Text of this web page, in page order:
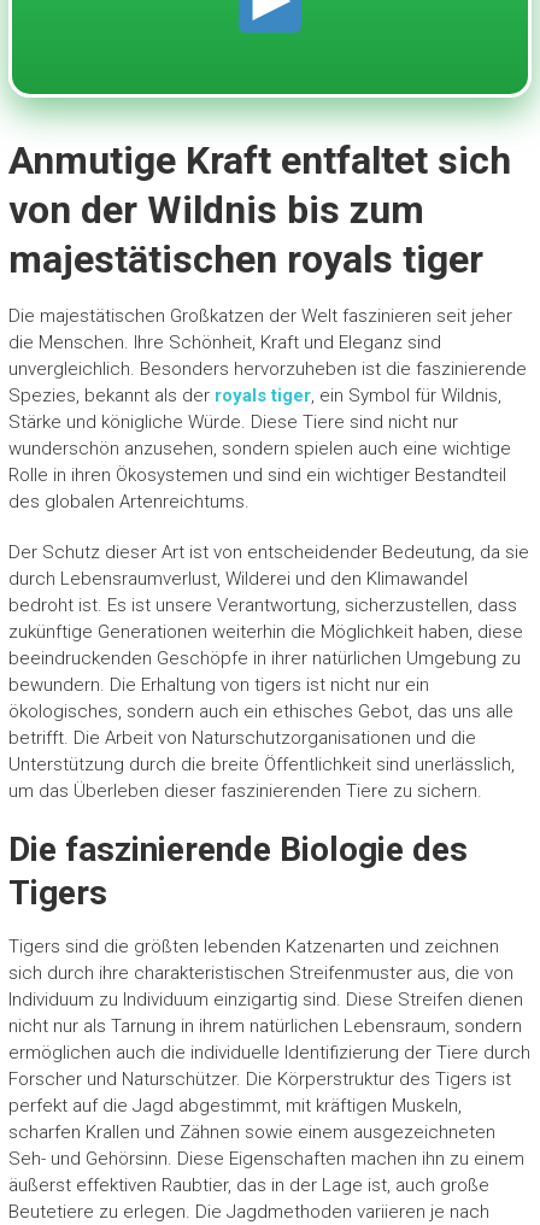
Anmutige Kraft entfaltet sich
von der Wildnis bis zum
majestätischen royals tiger
Die majestätischen Großkatzen der Welt faszinieren seit jeher
die Menschen. Ihre Schönheit, Kraft und Eleganz sind
unvergleichlich. Besonders hervorzuheben ist die faszinierende
Spezies, bekannt als der royals tiger, ein Symbol für Wildnis,
Stärke und königliche Würde. Diese Tiere sind nicht nur
wunderschön anzusehen, sondern spielen auch eine wichtige
Rolle in ihren Ökosystemen und sind ein wichtiger Bestandteil
des globalen Artenreichtums.
Der Schutz dieser Art ist von entscheidender Bedeutung, da sie
durch Lebensraumverlust, Wilderei und den Klimawandel
bedroht ist. Es ist unsere Verantwortung, sicherzustellen, dass
zukünftige Generationen weiterhin die Möglichkeit haben, diese
beeindruckenden Geschöpfe in ihrer natürlichen Umgebung zu
bewundern. Die Erhaltung von tigers ist nicht nur ein
ökologisches, sondern auch ein ethisches Gebot, das uns alle
betrifft. Die Arbeit von Naturschutzorganisationen und die
Unterstützung durch die breite Öffentlichkeit sind unerlässlich,
um das Überleben dieser faszinierenden Tiere zu sichern.
Die faszinierende Biologie des
Tigers
Tigers sind die größten lebenden Katzenarten und zeichnen
sich durch ihre charakteristischen Streifenmuster aus, die von
Individuum zu Individuum einzigartig sind. Diese Streifen dienen
nicht nur als Tarnung in ihrem natürlichen Lebensraum, sondern
ermöglichen auch die individuelle Identifizierung der Tiere durch
Forscher und Naturschützer. Die Körperstruktur des Tigers ist
perfekt auf die Jagd abgestimmt, mit kräftigen Muskeln,
scharfen Krallen und Zähnen sowie einem ausgezeichneten
Seh- und Gehörsinn. Diese Eigenschaften machen ihn zu einem
äußerst effektiven Raubtier, das in der Lage ist, auch große
Beutetiere zu erlegen. Die Jagdmethoden variieren je nach